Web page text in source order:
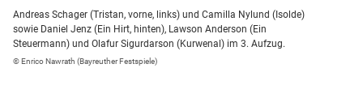
Andreas Schager (Tristan, vorne, links) und Camilla Nylund (Isolde)
sowie Daniel Jenz (Ein Hirt, hinten), Lawson Anderson (Ein
Steuermann) und Olafur Sigurdarson (Kurwenal) im 3. Aufzug.
© Enrico Nawrath (Bayreuther Festspiele)